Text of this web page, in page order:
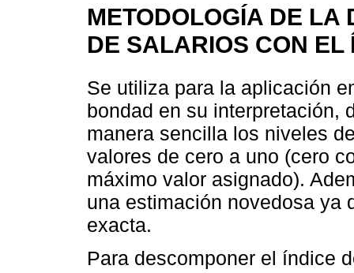
METODOLOGÍA DE LA
DE SALARIOS CON EL
Se utiliza para la aplicación
bondad en su interpretación,
manera sencilla los niveles
valores de cero a uno (cero
máximo valor asignado).
una estimación novedosa ya
exacta.
Para descomponer el índice